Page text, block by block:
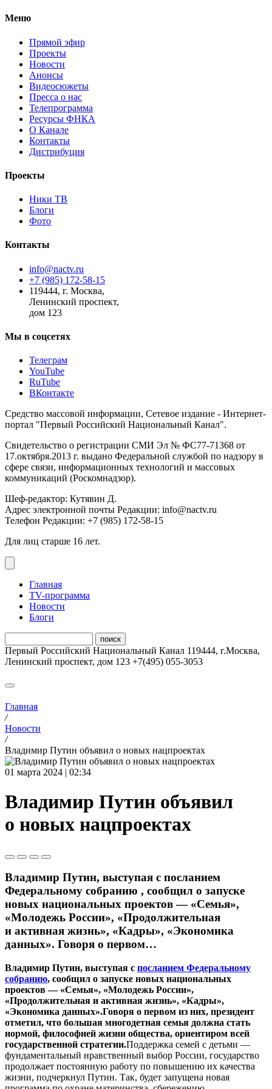
Меню
Прямой эфир
Проекты
Новости
Анонсы
Видеосюжеты
Пресса о нас
Телепрограмма
Ресурсы ФНКА
О Канале
Контакты
Дистрибуция
Проекты
Ники ТВ
Блоги
Фото
Контакты
info@nactv.ru
+7 (985) 172-58-15
119444, г. Москва,
Ленинский проспект,
дом 123
Мы в соцсетях
Телеграм
YouTube
RuTube
ВКонтакте
Средство массовой информации, Сетевое издание - Интернет-
портал "Первый Российский Национальный Канал".
Свидетельство о регистрации СМИ Эл № ФС77-71368 от
17.октября.2013 г. выдано Федеральной службой по надзору в
сфере связи, информационных технологий и массовых
коммуникаций (Роскомнадзор).
Шеф-редактор: Кутявин Д.
Адрес электронной почты Редакции: info@nactv.ru
Телефон Редакции: +7 (985) 172-58-15
Для лиц старше 16 лет.
Главная
ТV-программа
Новости
Блоги
Первый Российский Национальный Канал 119444, г.Москва,
Ленинский проспект, дом 123 +7(495) 055-3053
Главная
/
Новости
/
Владимир Путин объявил о новых нацпроектах
01 марта 2024 | 02:34
Владимир Путин объявил
о новых нацпроектах
Владимир Путин, выступая с посланием
Федеральному собранию , сообщил о запуске
новых национальных проектов — «Семья»,
«Молодежь России», «Продолжительная
и активная жизнь», «Кадры», «Экономика
данных». Говоря о первом…
Владимир Путин, выступая с посланием Федеральному
собранию, сообщил о запуске новых национальных
проектов — «Семья», «Молодежь России»,
«Продолжительная и активная жизнь», «Кадры»,
«Экономика данных».Говоря о первом из них, президент
отметил, что большая многодетная семья должна стать
нормой, философией жизни общества, ориентиром всей
государственной стратегии.Поддержка семей с детьми —
фундаментальный нравственный выбор России, государство
продолжает постоянную работу по повышению их качества
жизни, подчеркнул Путин. Так, будет запущена новая